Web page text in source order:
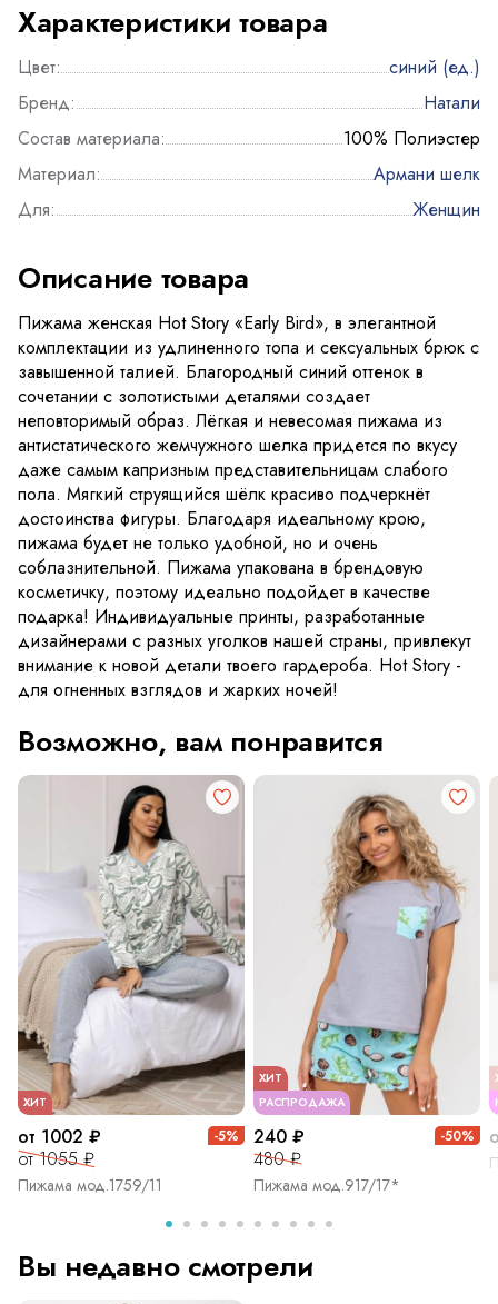
Характеристики товара
Цвет:
синий (ед.)
Бренд:
Натали
Состав материала:
100% Полиэстер
Материал:
Армани шелк
Для:
Женщин
Описание товара
Пижама женская Hot Story «Early Bird», в элегантной
комплектации из удлиненного топа и сексуальных брюк с
завышенной талией. Благородный синий оттенок в
сочетании с золотистыми деталями создает
неповторимый образ. Лёгкая и невесомая пижама из
антистатического жемчужного шелка придется по вкусу
даже самым капризным представительницам слабого
пола. Мягкий струящийся шёлк красиво подчеркнёт
достоинства фигуры. Благодаря идеальному крою,
пижама будет не только удобной, но и очень
соблазнительной. Пижама упакована в брендовую
косметичку, поэтому идеально подойдет в качестве
подарка! Индивидуальные принты, разработанные
дизайнерами с разных уголков нашей страны, привлекут
внимание к новой детали твоего гардероба. Hot Story -
для огненных взглядов и жарких ночей!
Возможно, вам понравится
ХИТ
от 1002 ₽
от 1055 ₽
-5%
Пижама мод.1759/11
РАСПРОДАЖА
ХИТ
240 ₽
480 ₽
-50%
Пижама мод.917/17*
Вы недавно смотрели